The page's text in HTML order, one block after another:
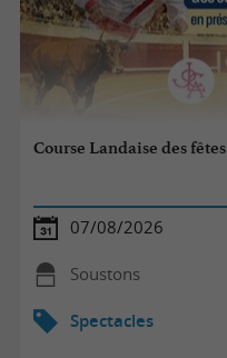
Course Landaise des fêtes
07/08/2026
Soustons
Spectacles